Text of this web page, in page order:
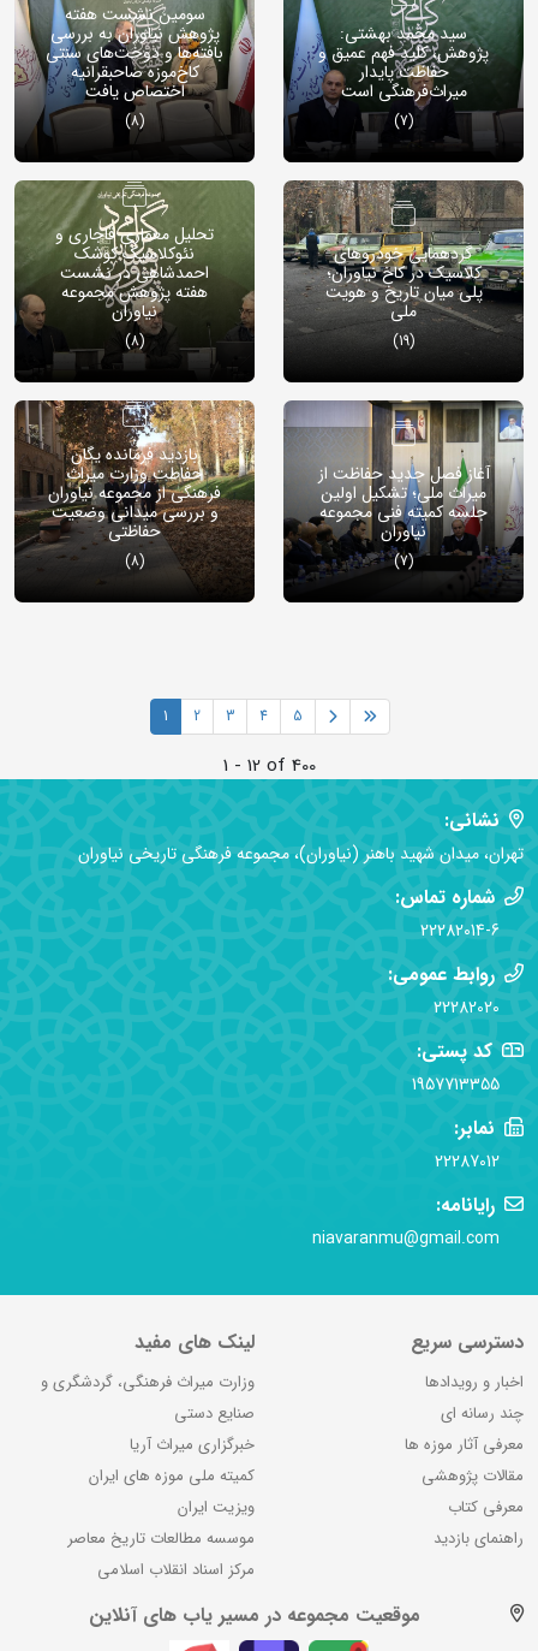
سومین نشست هفته
پژوهش نیاوران به بررسی
بافته‌ها و دوخت‌های سنتی
کاخ‌موزه صاحبقرانیه
اختصاص یافت
(8)
سید محمد بهشتی:
پژوهش، کلید فهم عمیق و
حفاظت پایدار
میراث‌فرهنگی است
(7)
تحلیل معماری قاجاری و
نئوکلاسیک کوشک
احمدشاهی در نشست
هفته پژوهش مجموعه
نیاوران
(8)
گردهمایی خودروهای
کلاسیک در کاخ نیاوران؛
پلی میان تاریخ و هویت
ملی
(19)
بازدید فرمانده یگان
حفاطت وزارت میراث
فرهنگی از مجموعه نیاوران
و بررسی میدانی وضعیت
حفاظتی
(8)
آغاز فصل جدید حفاظت از
میراث ملی؛ تشکیل اولین
جلسه کمیته فنی مجموعه
نیاوران
(7)
1 2 3 4 5
1 - 12 of 400
نشانی:
تهران، میدان شهید باهنر (نیاوران)، مجموعه فرهنگی تاریخی نیاوران
شماره تماس:
22282014-6
روابط عمومی:
22282020
کد پستی:
1957713355
نمابر:
22287012
رایانامه:
niavaranmu@gmail.com
دسترسی سریع
اخبار و رویدادها
چند رسانه ای
معرفی آثار موزه ها
مقالات پژوهشی
معرفی کتاب
راهنمای بازدید
لینک های مفید
وزارت میراث فرهنگی، گردشگری و
صنایع دستی
خبرگزاری میراث آریا
کمیته ملی موزه های ایران
ویزیت ایران
موسسه مطالعات تاریخ معاصر
مرکز اسناد انقلاب اسلامی
موقعیت مجموعه در مسیر یاب های آنلاین